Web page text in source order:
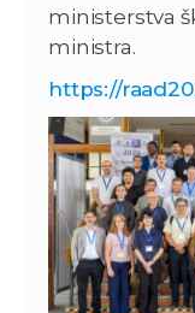
ministerstva
ministra.
https://